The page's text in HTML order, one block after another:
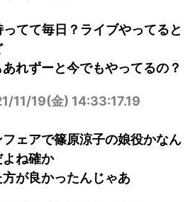
てて毎日？ライブやってると
れずーと今でもやってるの？
11/19(金) 14:33:17.19
ェアで篠原涼子の娘役かなん
ね確か
が良かったんじゃあ